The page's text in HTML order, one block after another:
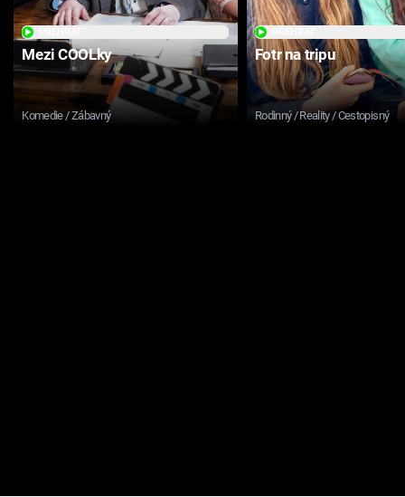
Mezi COOLky
Komedie / Zábavný
Fotr na tripu
Rodinný / Reality / Cestopisný